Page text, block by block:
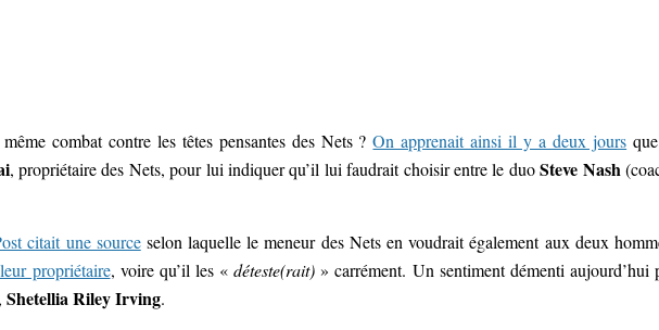
combat contre les têtes pensantes des Nets ?On apprenait ainsi il y a deux jours
, propriétaire des Nets, pour lui indiquer qu’il lui faudrait choisir entre le duoSteve Nash
citait une sourceselon laquelle le meneur des Nets en voudrait également aux deux
propriétaire, voire qu’il les «déteste(rait)» carrément. Un sentiment démenti aujourd’hui
Shetellia Riley Irving.